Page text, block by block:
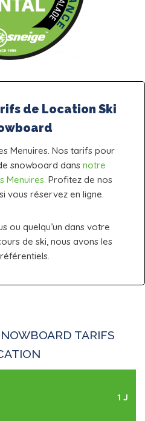
de Location Ski
Menuires. Nos tarifs pour
snowboard dans notre
Menuires. Profitez de nos
vous réservez en ligne.
ou quelqu’un dans votre
de ski, nous avons les
TARIFS
1 J